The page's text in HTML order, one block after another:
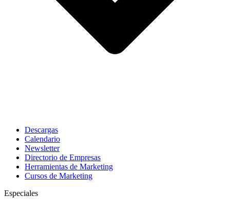
Descargas
Calendario
Newsletter
Directorio de Empresas
Herramientas de Marketing
Cursos de Marketing
Especiales